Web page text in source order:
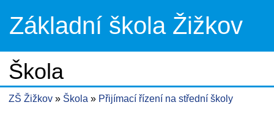
Základní škola Žižkov
Škola
ZŠ Žižkov Škola Přijímací řízení na střední školy